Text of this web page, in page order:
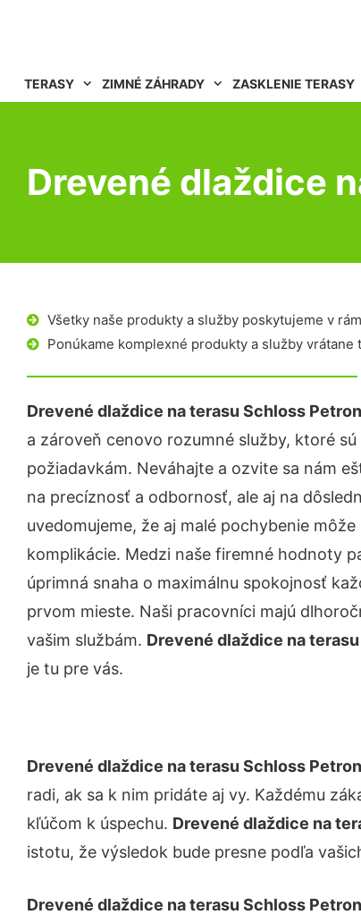
TERASY ZIMNÉ ZÁHRADY ZASKLENIE TERASY
Drevené dlaždice
Všetky naše produkty a služby poskytujeme v
Ponúkame komplexné produkty a služby
Drevené dlaždice na terasu Schloss
a zároveň cenovo rozumné služby, ktoré
požiadavkám. Neváhajte a ozvite sa nám
na precíznosť a odbornosť, ale aj na
uvedomujeme, že aj malé pochybenie
komplikácie. Medzi naše firemné hodnoty
úprimná snaha o maximálnu spokojnosť
prvom mieste. Naši pracovníci majú
vašim službám. Drevené dlaždice na
je tu pre vás.
Drevené dlaždice na terasu Schloss
radi, ak sa k nim pridáte aj vy. Každému
kľúčom k úspechu. Drevené dlaždice na
istotu, že výsledok bude presne podľa
Drevené dlaždice na terasu Schloss